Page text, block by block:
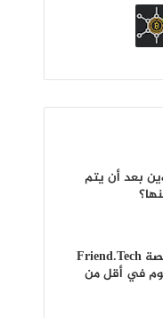
بعد أن يتم
هجوم آخر على منصة Friend.Tech
ايثيريوم في أقل من